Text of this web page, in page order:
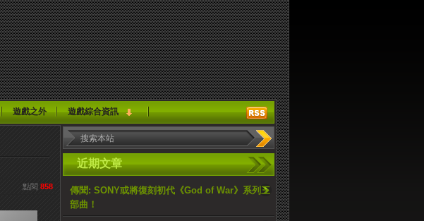
遊戲之外 遊戲綜合資訊
近期文章
傳聞: SONY或將復刻初代《God of War》系列三
部曲！
點閱 858